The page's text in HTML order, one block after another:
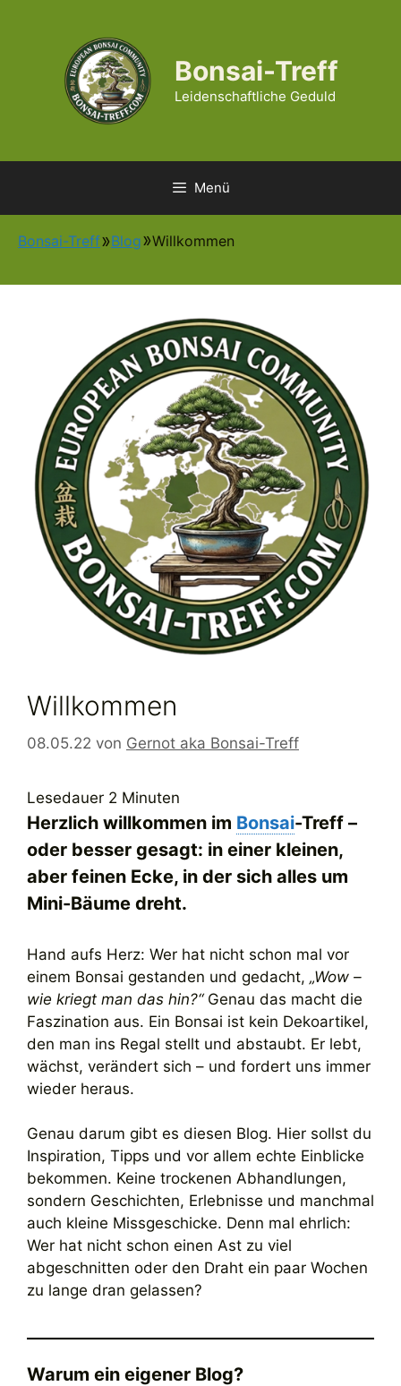
Bonsai-Treff
Leidenschaftliche Geduld
Menü
Bonsai-Treff Blog Willkommen
Willkommen
08.05.22 von Gernot aka Bonsai-Treff
Lesedauer 2 Minuten
Herzlich willkommen im Bonsai-Treff –
oder besser gesagt: in einer kleinen,
aber feinen Ecke, in der sich alles um
Mini-Bäume dreht.
Hand aufs Herz: Wer hat nicht schon mal vor
einem Bonsai gestanden und gedacht, „Wow –
wie kriegt man das hin?“Genau das macht die
Faszination aus. Ein Bonsai ist kein Dekoartikel,
den man ins Regal stellt und abstaubt. Er lebt,
wächst, verändert sich – und fordert uns immer
wieder heraus.
Genau darum gibt es diesen Blog. Hier sollst du
Inspiration, Tipps und vor allem echte Einblicke
bekommen. Keine trockenen Abhandlungen,
sondern Geschichten, Erlebnisse und manchmal
auch kleine Missgeschicke. Denn mal ehrlich:
Wer hat nicht schon einen Ast zu viel
abgeschnitten oder den Draht ein paar Wochen
zu lange dran gelassen?
Warum ein eigener Blog?